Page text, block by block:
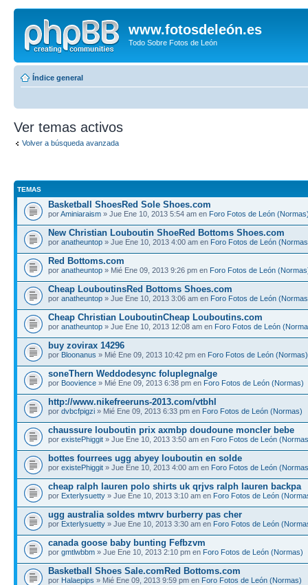
www.fotosdeleón.es
Todo Sobre Fotos de León
Índice general
Ver temas activos
Volver a búsqueda avanzada
TEMAS
Basketball ShoesRed Sole Shoes.com
porAminiaraism » Jue Ene 10, 2013 5:54 am en Foro Fotos de León
New Christian Louboutin ShoeRed Bottoms Shoes.com
por anatheuntop » Jue Ene 10, 2013 4:00 am en Foro Fotos de León
Red Bottoms.com
por anatheuntop » Mié Ene 09, 2013 9:26 pm en Foro Fotos de León
Cheap LouboutinsRed Bottoms Shoes.com
por anatheuntop » Jue Ene 10, 2013 3:06 am en Foro Fotos de León
Cheap Christian LouboutinCheap Louboutins.com
por anatheuntop » Jue Ene 10, 2013 12:08 am en Foro Fotos de León
buy zovirax 14296
por Bloonanus » Mié Ene 09, 2013 10:42 pm en Foro Fotos de León (Normas)
soneThern Weddodesync foluplegnalge
por Boovience » Mié Ene 09, 2013 6:38 pm en Foro Fotos de León (Normas)
http://www.nikefreeruns-2013.com/vtbhl
por dvbcfpigzi » Mié Ene 09, 2013 6:33 pm en Foro Fotos de León (Normas)
chaussure louboutin prix axmbp doudoune moncler bebe
por existePhiggit » Jue Ene 10, 2013 3:50 am en Foro Fotos de León
bottes fourrees ugg abyey louboutin en solde
por existePhiggit » Jue Ene 10, 2013 4:00 am en Foro Fotos de León
cheap ralph lauren polo shirts uk qrjvs ralph lauren backpa
por Exterlysuetty » Jue Ene 10, 2013 3:10 am en Foro Fotos de León
ugg australia soldes mtwrv burberry pas cher
por Exterlysuetty » Jue Ene 10, 2013 3:30 am en Foro Fotos de León
canada goose baby bunting Fefbzvm
por gmtlwbbm » Jue Ene 10, 2013 2:10 pm en Foro Fotos de León (Normas)
Basketball Shoes Sale.comRed Bottoms.com
por Halaepips » Mié Ene 09, 2013 9:59 pm en Foro Fotos de León (Normas)